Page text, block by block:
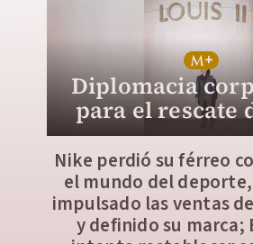
Diplomacia
para el rescate
Nike perdió su férreo
el mundo del
impulsado las ventas
y definido su